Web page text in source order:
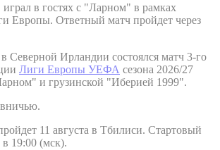
в гостях с "Ларном" в рамках
Европы. Ответный матч пройдет через
Северной Ирландии состоялся матч 3-го
Лиги Европы УЕФА сезона 2026/27
и грузинской "Иберией 1999".
11 августа в Тбилиси. Стартовый
в 19:00 (мск).